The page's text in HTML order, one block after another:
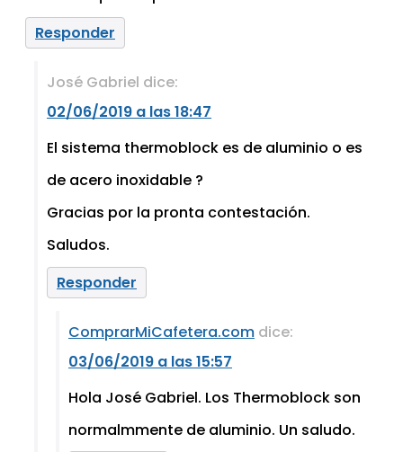
Responder
José Gabriel dice:
02/06/2019 a las 18:47
El sistema thermoblock es de aluminio o es
de acero inoxidable ?
Gracias por la pronta contestación.
Saludos.
Responder
ComprarMiCafetera.com dice:
03/06/2019 a las 15:57
Hola José Gabriel. Los Thermoblock son
normalmmente de aluminio. Un saludo.